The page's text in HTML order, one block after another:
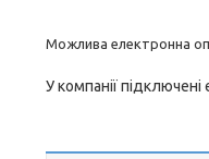
У компанії